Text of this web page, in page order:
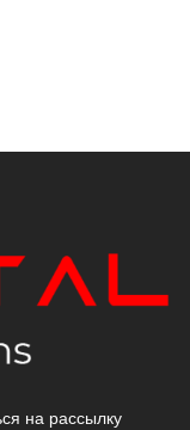
на рассылку